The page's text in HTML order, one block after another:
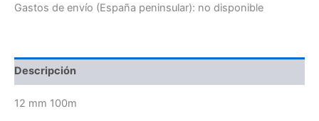
Gastos de envío (España peninsular): no disponible
Descripción
12 mm 100m